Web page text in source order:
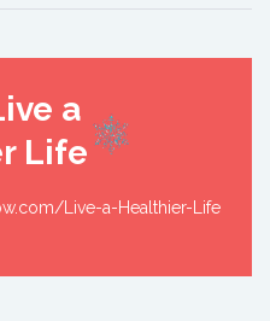
a
Life
Live-a-Healthier-Life